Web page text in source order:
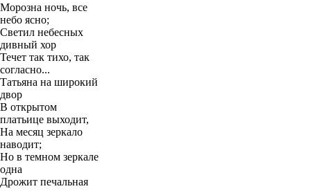
Морозна ночь, все
небо ясно;
Светил небесных
дивный хор
Течет так тихо, так
согласно...
Татьяна на широкий
двор
В открытом
платьице выходит,
На месяц зеркало
наводит;
Но в темном зеркале
одна
Дрожит печальная